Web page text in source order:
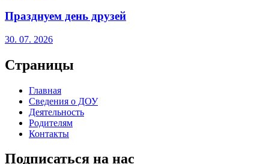
Празднуем день друзей
30. 07. 2026
Страницы
Главная
Сведения о ДОУ
Деятельность
Родителям
Контакты
Подписаться на нас